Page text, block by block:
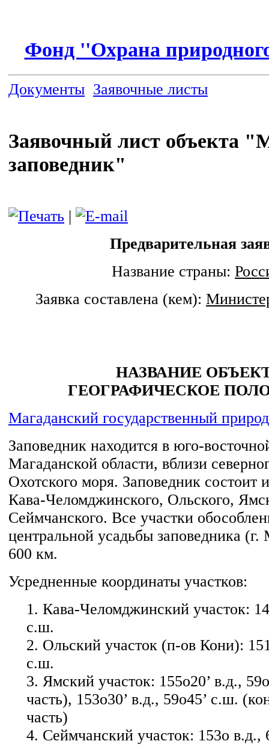
Фонд ''Охрана
Документы Заявочные листы
Заявочный лист объекта
заповедник"
|
Предварительная
Название страны:
Заявка составлена (кем):
НАЗВАНИЕ
ГЕОГРАФИЧЕСКОЕ
Магаданский государственный
Заповедник находится в юго-
Магаданской области, вблизи
Охотского моря. Заповедник состоит
Кава-Челомджинского, Ольского,
Сеймчанского. Все участки
центральной усадьбы заповедника
600 км.
Усредненные координаты участков:
1. Кава-Челомджинский участок:
с.ш.
2. Ольский участок (п-ов Кони):
с.ш.
3. Ямский участок: 155o20’ в.д.,
часть), 153o30’ в.д., 59o45’ с.ш.
часть)
4. Сеймчанский участок: 153o в.д.,